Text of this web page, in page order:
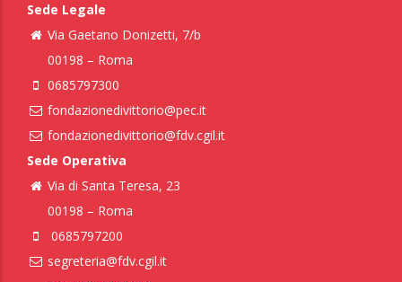
Sede Legale
Via Gaetano Donizetti, 7/b
00198 – Roma
0685797300
fondazionedivittorio@pec.it
fondazionedivittorio@fdv.cgil.it
Sede Operativa
Via di Santa Teresa, 23
00198 – Roma
0685797200
segreteria@fdv.cgil.it